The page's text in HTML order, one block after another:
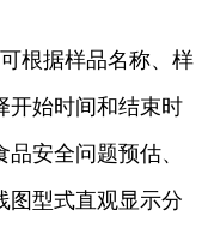
根据样品名称、样
开始时间和结束时
安全问题预估、
图型式直观显示分